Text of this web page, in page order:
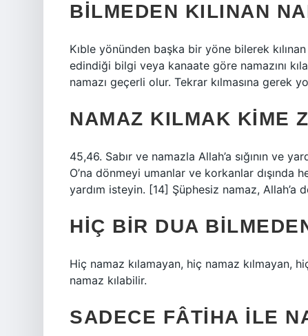
BILMEDEN KILINAN
Kıble yönünden başka bir yöne bilerek
edindiği bilgi veya kanaate göre namazını
namazı geçerli olur. Tekrar kılmasına gerek
NAMAZ KILMAK KIME
45,46. Sabır ve namazla Allah’a sığının ve
O’na dönmeyi umanlar ve korkanlar dışında
yardım isteyin. [14] Şüphesiz namaz, Allah’a
HIÇ BIR DUA
Hiç namaz kılamayan, hiç namaz kılmayan,
namaz kılabilir.
SADECE FÂTIHA ILE